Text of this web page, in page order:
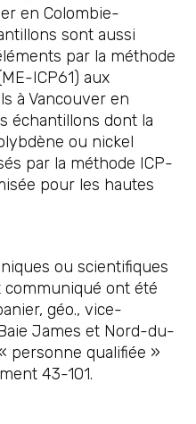
en Colombie-
sont aussi
par la méthode
ICP61) aux
à Vancouver en
échantillons dont la
ou nickel
par la méthode ICP-
pour les hautes
ou scientifiques
ont été
géo., vice-
James et Nord-du-
personne qualifiée »
43-101.